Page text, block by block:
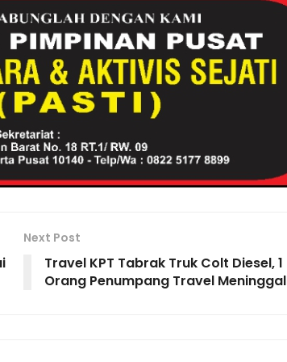
y
Li
n
k
e
Next Post
Travel KPT Tabrak Truk Colt Diesel, 1
Orang Penumpang Travel Meninggal